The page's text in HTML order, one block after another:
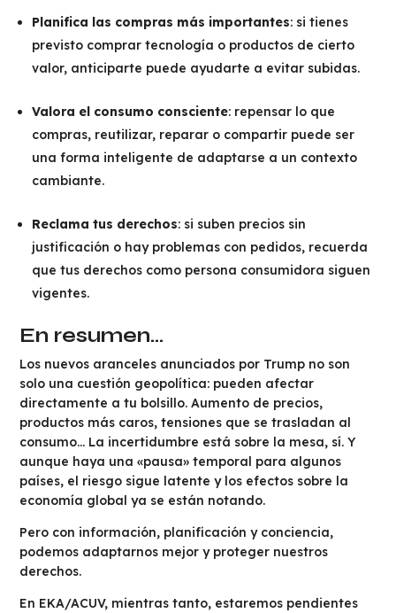
Planifica las compras más importantes: si tienes
previsto comprar tecnología o productos de cierto
valor, anticiparte puede ayudarte a evitar subidas.
Valora el consumo consciente: repensar lo que
compras, reutilizar, reparar o compartir puede ser
una forma inteligente de adaptarse a un contexto
cambiante.
Reclama tus derechos: si suben precios sin
justificación o hay problemas con pedidos, recuerda
que tus derechos como persona consumidora siguen
vigentes.
En resumen…
Los nuevos aranceles anunciados por Trump no son
solo una cuestión geopolítica: pueden afectar
directamente a tu bolsillo. Aumento de precios,
productos más caros, tensiones que se trasladan al
consumo… La incertidumbre está sobre la mesa, sí. Y
aunque haya una «pausa» temporal para algunos
países, el riesgo sigue latente y los efectos sobre la
economía global ya se están notando.
Pero con información, planificación y conciencia,
podemos adaptarnos mejor y proteger nuestros
derechos.
En EKA/ACUV, mientras tanto, estaremos pendientes